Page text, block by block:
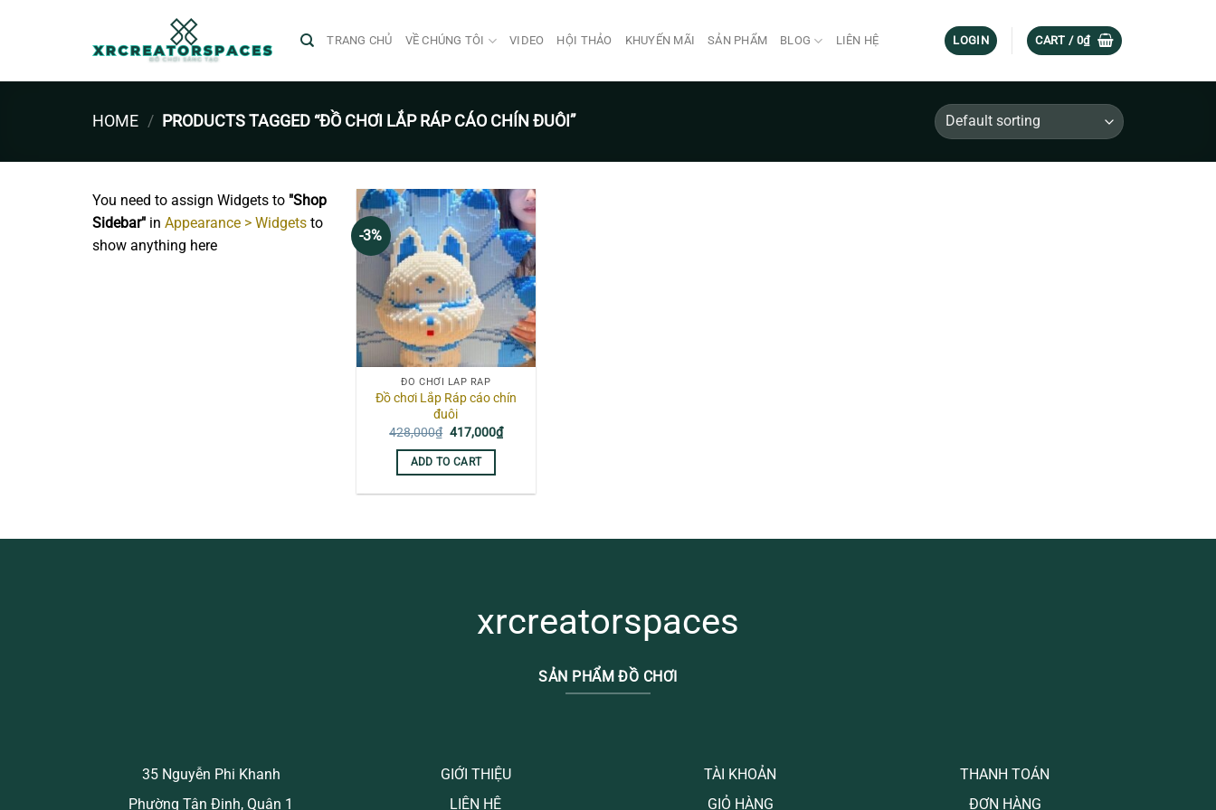
TRANG CHỦ VỀ CHÚNG TÔI VIDEO HỘI THẢO KHUYẾN MÃI SẢN PHẨM BLOG LIÊN HỆ LOGIN CART / 0₫
HOME / PRODUCTS TAGGED “ĐỒ CHƠI LẮP RÁP CÁO CHÍN ĐUÔI”
You need to assign Widgets to "Shop
Sidebar" in Appearance > Widgets to
show anything here
-3%
ĐỒ CHƠI LẮP RÁP
Đồ chơi Lắp Ráp cáo chín
đuôi
428,000₫ Original
was:
428,000₫.
417,000₫Current
ADD TO CART
xrcreatorspaces
SẢN PHẨM ĐỒ CHƠI
35 Nguyễn Phi Khanh
Phường Tân Định, Quận 1
GIỚI THIỆU
LIÊN HỆ
TÀI KHOẢN
GIỎ HÀNG
THANH TOÁN
ĐƠN HÀNG